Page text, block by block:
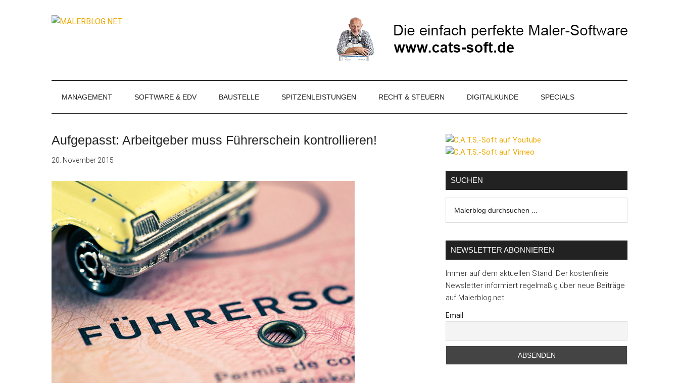
Stuckateure
MANAGEMENT SOFTWARE & EDV BAUSTELLE SPITZENLEISTUNGEN RECHT & STEUERN DIGITALKUNDE SPECIALS
Aufgepasst: Arbeitgeber muss Führerschein kontrollieren!
20. November 2015
Seitenspalte
SUCHEN
durchsuchen
NEWSLETTER ABONNIEREN
Immer auf dem aktuellen Stand. Der kostenfreie
Newsletter informiert regelmäßig über neue Beiträge
auf Malerblog.net.
Email